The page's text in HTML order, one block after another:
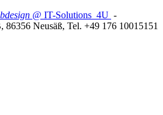
@ IT-Solutions 4U -
, 86356 Neusäß, Tel. +49 176 10015151